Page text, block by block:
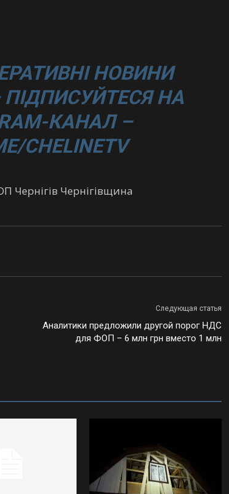
НОВИНИ
ПІДПИСУЙТЕСЯ НА
КАНАЛ –
CHELINETV
Чернігів Чернігівщина
Следующая статья
Аналитики предложили другой порог НДС
для ФОП – 6 млн грн вместо 1 млн